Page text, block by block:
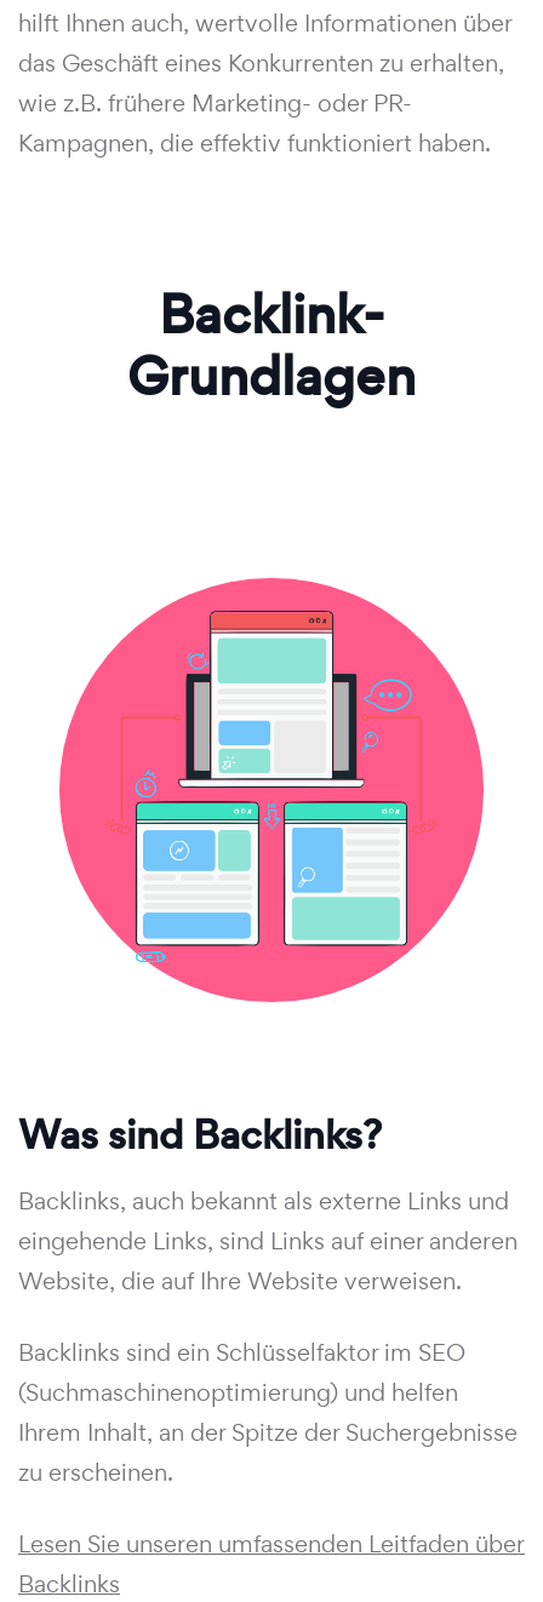
hilft Ihnen auch, wertvolle Informationen über
das Geschäft eines Konkurrenten zu erhalten,
wie z.B. frühere Marketing- oder PR-
Kampagnen, die effektiv funktioniert haben.
Backlink-
Grundlagen
Was sind Backlinks?
Backlinks, auch bekannt als externe Links und
eingehende Links, sind Links auf einer anderen
Website, die auf Ihre Website verweisen.
Backlinks sind ein Schlüsselfaktor im SEO
(Suchmaschinenoptimierung) und helfen
Ihrem Inhalt, an der Spitze der Suchergebnisse
zu erscheinen.
Lesen Sie unseren umfassenden Leitfaden über
Backlinks